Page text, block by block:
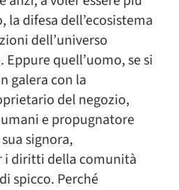
difesa dell’ecosistema
dell’universo
quell’uomo, se si
galera con la
del negozio,
e propugnatore
signora,
i diritti della comunità
spicco. Perché